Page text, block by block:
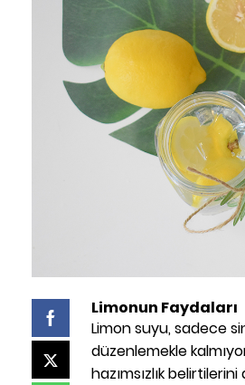
Limonun Faydaları
Limon suyu, sadece
düzenlemekle
hazımsızlık